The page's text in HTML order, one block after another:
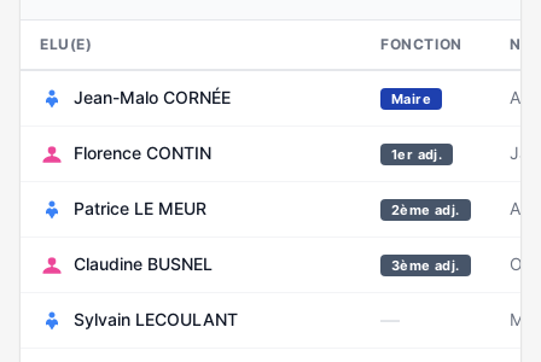
ELU(E) FONCTION
Jean-Malo CORNÉE Maire
Florence CONTIN 1er adj.
Patrice LE MEUR 2ème adj.
Claudine BUSNEL 3ème adj.
Sylvain LECOULANT —